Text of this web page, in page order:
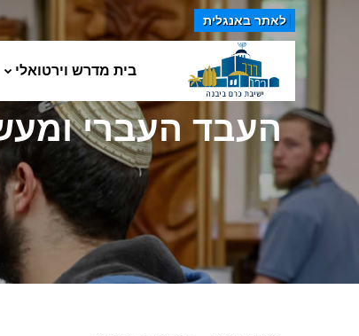
לאתר באנגלית
בית מדרש וירטואלי
העבד העברי